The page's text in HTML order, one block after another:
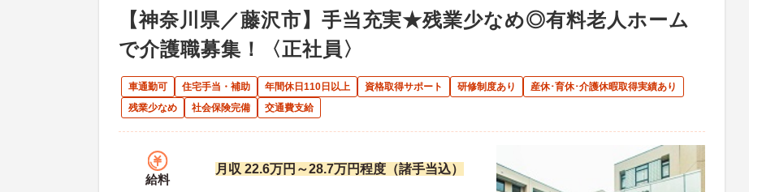
【神奈川県／藤沢市】手当充実★残業少なめ◎有料老人ホーム
で介護職募集！〈正社員〉
車通勤可 住宅手当・補助 年間休日110日以上 資格取得サポート 研修制度あり
産休･育休･介護休暇取得実績あり
残業少なめ
社会保険完備 交通費支給
給料
月収 22.6万円～28.7万円程度（諸手当込）